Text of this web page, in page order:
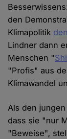
den
Klimapolitik
Lindner dann
Menschen "
"Profis" aus
Klimawandel
Als den
dass sie "nur
"Beweise",